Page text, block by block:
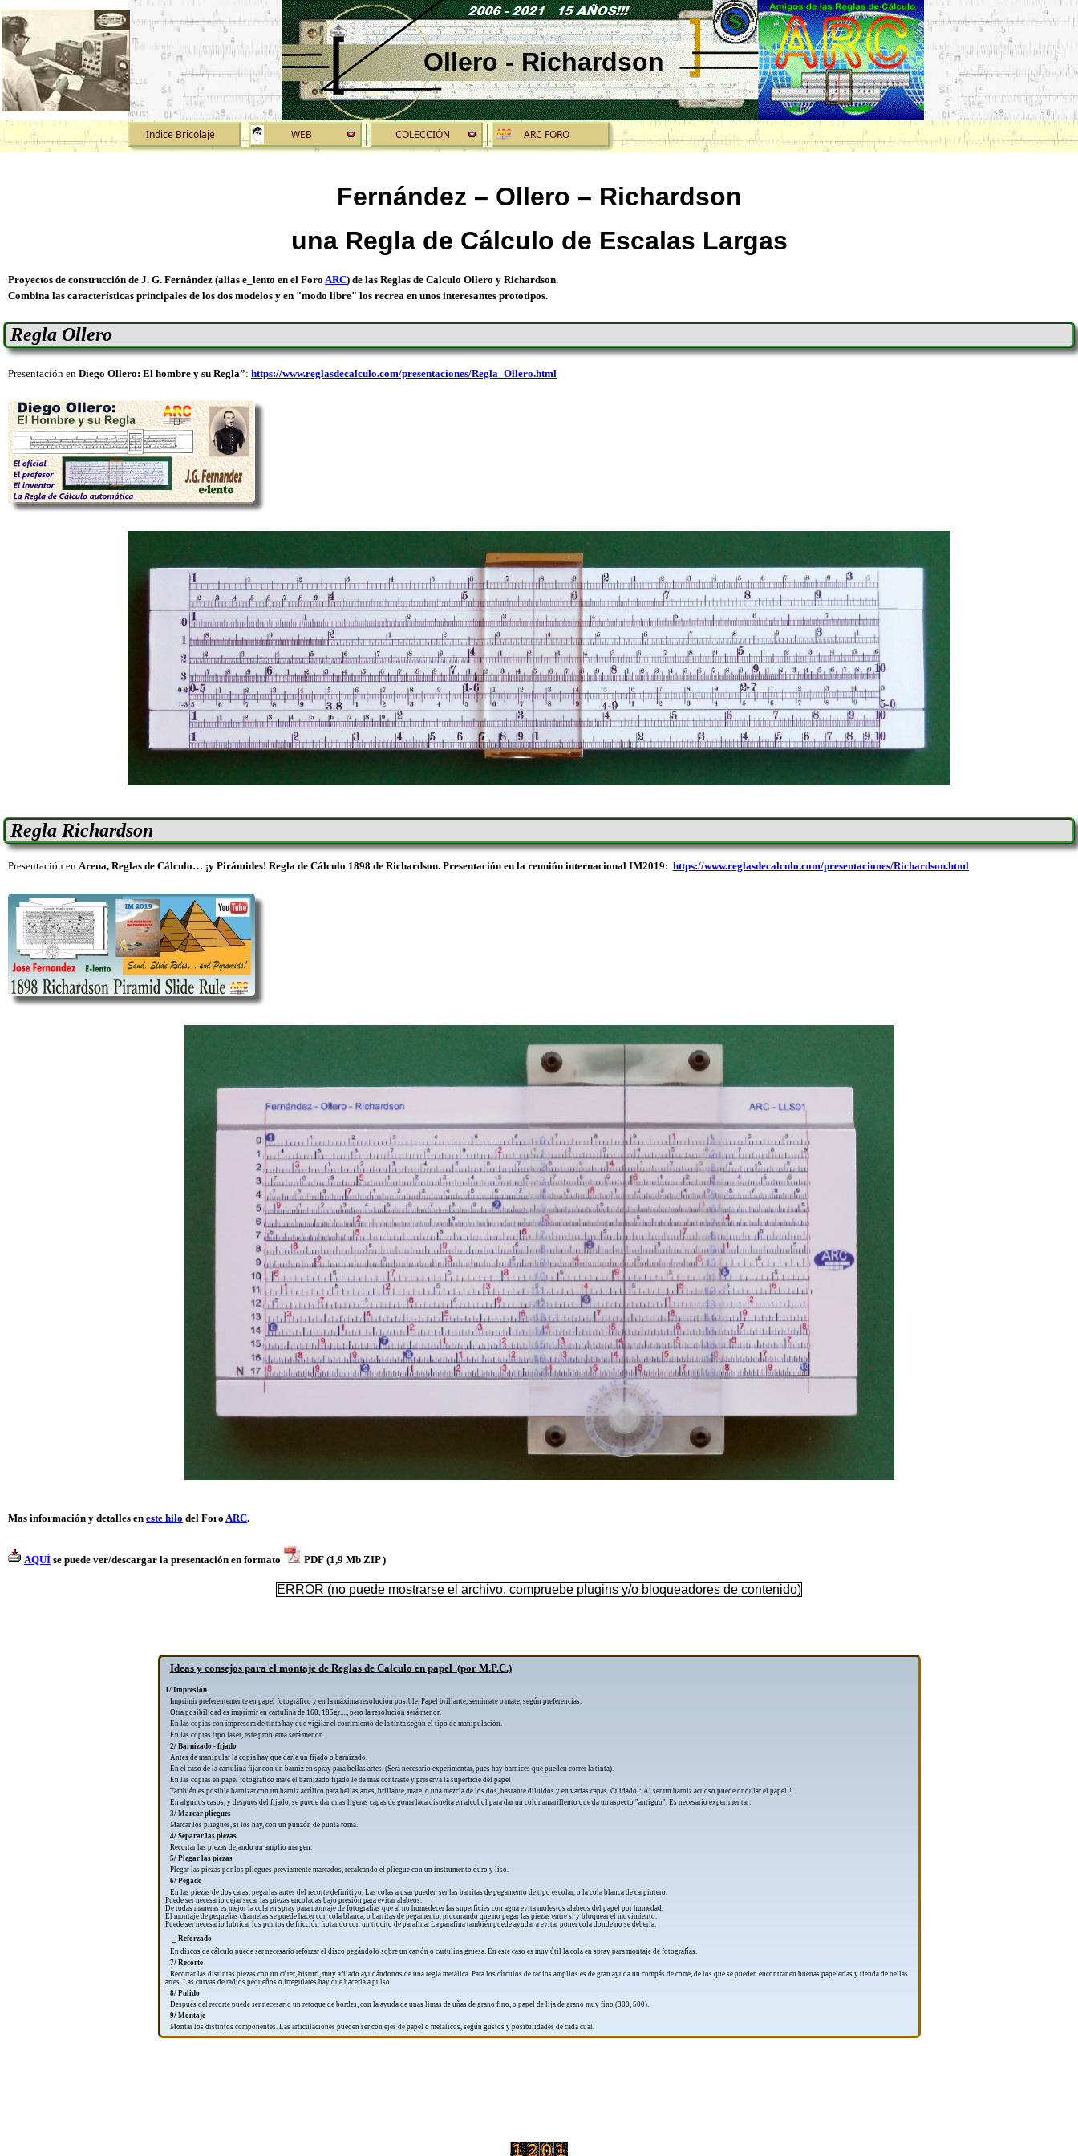
Ollero - Richardson
Indice Bricolaje WEB COLECCIÓN ARC FORO
Fernández – Ollero – Richardson
una Regla de Cálculo de Escalas Largas
Proyectos de construcción de J. G. Fernández (alias e_lento en el Foro ARC) de las Reglas de Calculo Ollero y Richardson.
Combina las características principales de los dos modelos y en "modo libre" los recrea en unos interesantes prototipos.
Regla Ollero
Presentación en Diego Ollero: El hombre y su Regla”: https://www.reglasdecalculo.com/presentaciones/Regla_Ollero.html
Regla Richardson
Presentación en Arena, Reglas de Cálculo… ¡y Pirámides! Regla de Cálculo 1898 de Richardson. Presentación en la reunión internacional IM2019: https://www.reglasdecalculo.com/presentaciones/Richardson.html
Mas información y detalles en este hilo del Foro ARC.
AQUÍ se puede ver/descargar la presentación en formato PDF (1,9 Mb ZIP )
ERROR (no puede mostrarse el archivo, compruebe plugins y/o bloqueadores de contenido)